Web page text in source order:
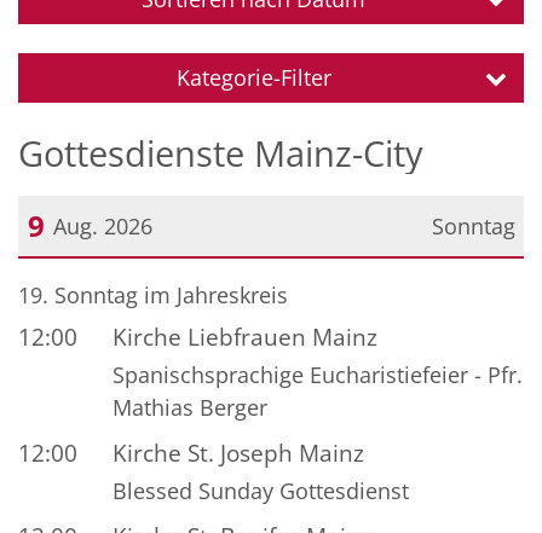
Kategorie-Filter
Gottesdienste Mainz-City
Sonntag
9 Aug. 2026
Datum: 9. August 2026
19. Sonntag im Jahreskreis
12:00 Kirche Liebfrauen Mainz
Spanischsprachige Eucharistiefeier - Pfr.
Mathias Berger
12:00 Kirche St. Joseph Mainz
Blessed Sunday Gottesdienst